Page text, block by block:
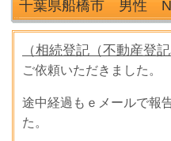
千葉県船橋市 男性
（相続登記（不動産登
ご依頼いただきました。
途中経過もｅメールで報
た。